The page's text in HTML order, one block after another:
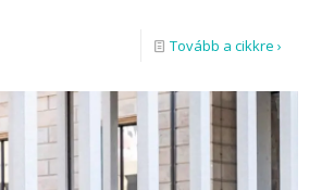
Tovább a cikkre ›